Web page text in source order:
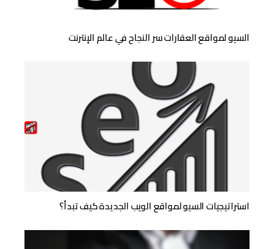
السيو لمواقع العقارات سر النجاح في عالم الإنترنت
استراتيجيات السيو لمواقع الويب الجديدة كيف تبدأ؟